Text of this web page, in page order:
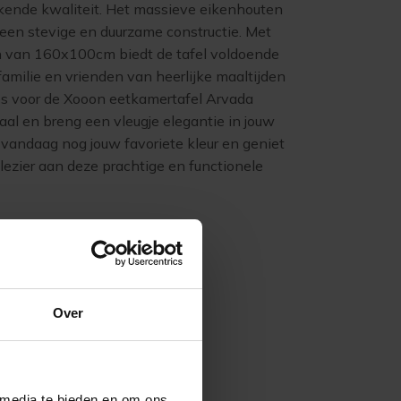
Over
kwaliteit. Het massieve eikenhouten
stevige en duurzame constructie. Met
160x100cm biedt de tafel voldoende
en vrienden van heerlijke maaltijden
voor de Xooon eetkamertafel Arvada
en breng een vleugje elegantie in jouw
nog jouw favoriete kleur en geniet
aan deze prachtige en functionele